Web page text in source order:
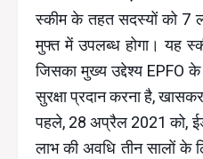
स्कीम के तहत सदस्यों को 7
मुफ्त में उपलब्ध होगा। यह
जिसका मुख्य उद्देश्य EPFO के
सुरक्षा प्रदान करना है,
पहले, 28 अप्रैल 2021 को,
लाभ की अवधि तीन सालों के